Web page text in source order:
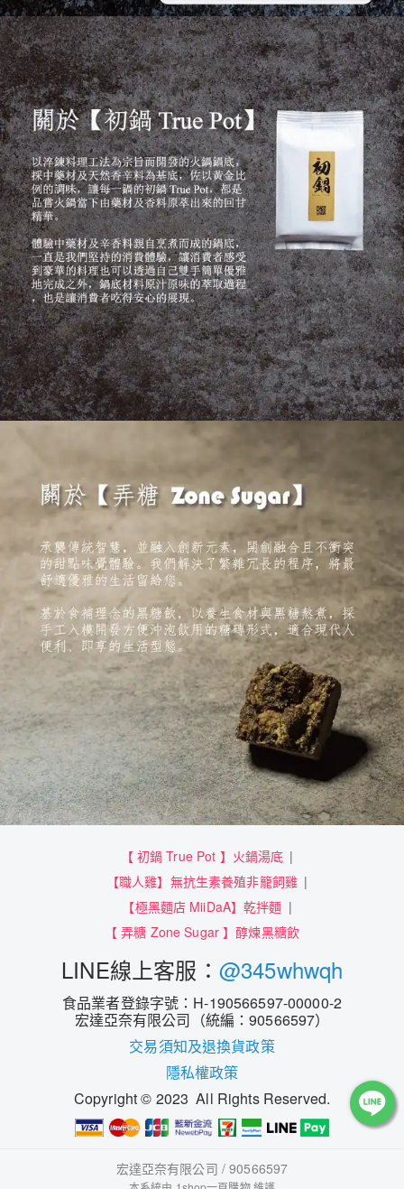
【 初鍋 True Pot 】火鍋湯底
【職人雞】無抗生素養殖非籠飼雞
【極黑麵店 MiiDaA】乾拌麵
【 弄糖 Zone Sugar 】醇煉黑糖飲
LINE線上客服： @345whwqh
食品業者登錄字號：H-190566597-00000-2
宏達亞奈有限公司（統編：90566597）
交易須知及退換貨政策
隱私權政策
Copyright © 2023 All Rights Reserved.
宏達亞奈有限公司 / 90566597